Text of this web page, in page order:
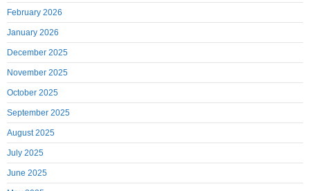
February 2026
January 2026
December 2025
November 2025
October 2025
September 2025
August 2025
July 2025
June 2025